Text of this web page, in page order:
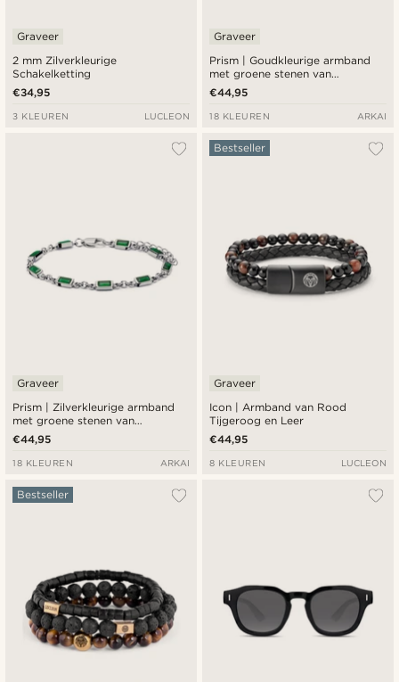
2 mm Zilverkleurige
Schakelketting
Graveer
€34,95
3 KLEUREN LUCLEON
Prism | Goudkleurige armband
met groene stenen van
kristalglas
Graveer
€44,95
18 KLEUREN ARKAI
Prism | Zilverkleurige armband
met groene stenen van
kristalglas
Graveer
€44,95
18 KLEUREN ARKAI
Icon | Armband van Rood
Tijgeroog en Leer
Bestseller
Graveer
€44,95
8 KLEUREN LUCLEON
Bestseller